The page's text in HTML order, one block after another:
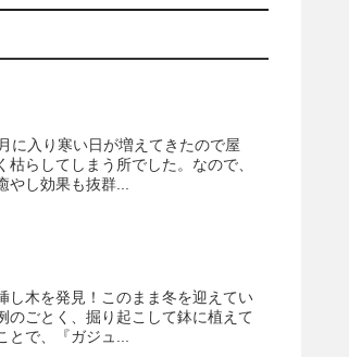
に入り寒い日が増えてきたので屋
らしてしまう所でした。なので、
し効果も抜群...
し木を発見！このまま冬を迎えてい
のごとく、掘り起こして鉢に植えて
とで、『ガジュ...